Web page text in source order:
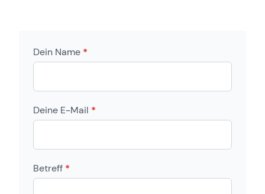
Dein Name *
Deine E-Mail *
Betreff *